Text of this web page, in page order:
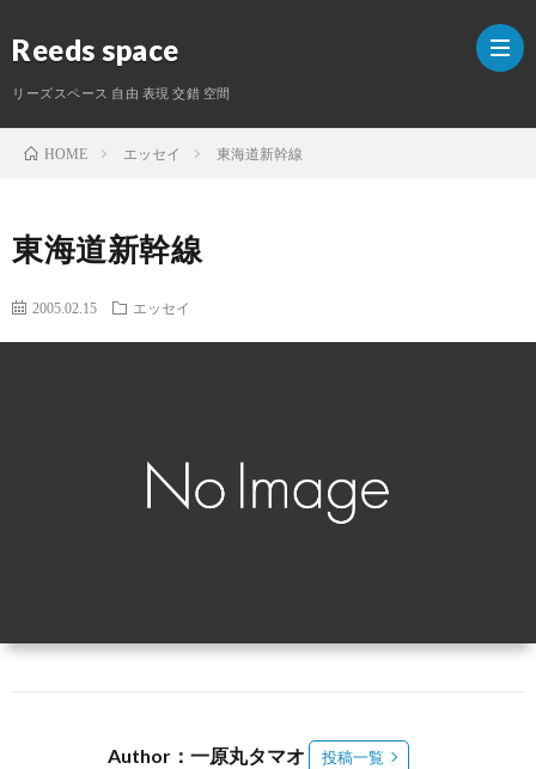
Reeds space
リーズスペース 自由 表現 交錯 空間
ン
HOME エッセイ 東海道新幹線
東海道新幹線
2005.02.15 エッセイ
Author：一原丸タマオ 投稿一覧